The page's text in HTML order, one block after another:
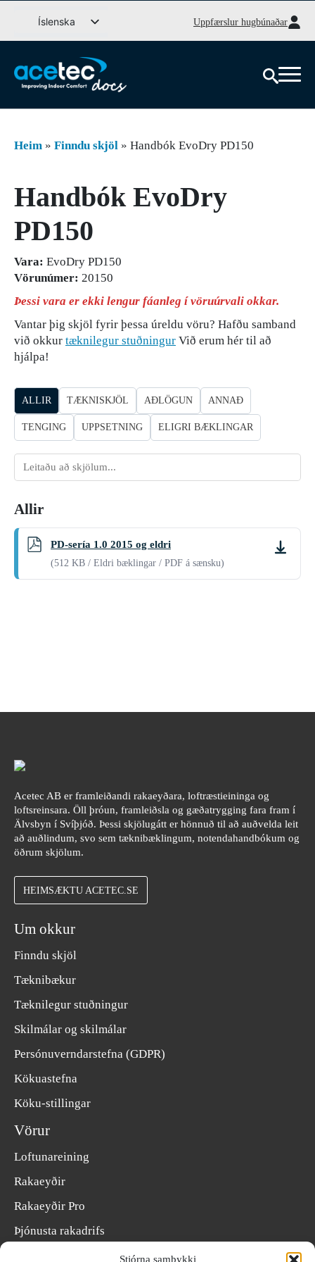
Stjórna samþykki
Íslenska
Svenska
English (UK)
Deutsch
Latviešu valoda
Lietuvių kalba
Uppfærslur hugbúnaðar
Heim » Finndu skjöl » Handbók EvoDry PD150
Handbók EvoDry
PD150
Vara: EvoDry PD150
Vörunúmer: 20150
Þessi vara er ekki lengur fáanleg í vöruúrvali okkar.
Vantar þig skjöl fyrir þessa úreldu vöru? Hafðu samband
við okkur tæknilegur stuðningur Við erum hér til að
hjálpa!
ALLIR TÆKNISKJÖL AÐLÖGUN ANNAÐ
TENGING UPPSETNING ELIGRI BÆKLINGAR
að
Allir
PD-sería 1.0 2015 og eldri
(512 KB / Eldri bæklingar / PDF á sænsku)
Sækja
Acetec AB er framleiðandi rakaeyðara, loftræstieininga og
loftsreinsara. Öll þróun, framleiðsla og gæðatrygging fara fram í
Älvsbyn í Svíþjóð. Þessi skjölugátt er hönnuð til að auðvelda leit
að auðlindum, svo sem tæknibæklingum, notendahandbókum og
öðrum skjölum.
HEIMSÆKTU ACETEC.SE
Um okkur
Finndu skjöl
Tæknibækur
Tæknilegur stuðningur
Skilmálar og skilmálar
Persónuverndarstefna (GDPR)
Kökuastefna
Köku-stillingar
Vörur
Loftunareining
Rakaeyðir
Rakaeyðir Pro
Þjónusta rakadrifs